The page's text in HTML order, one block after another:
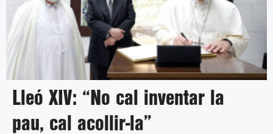
Lleó XIV: “No cal inventar la
pau, cal acollir-la”